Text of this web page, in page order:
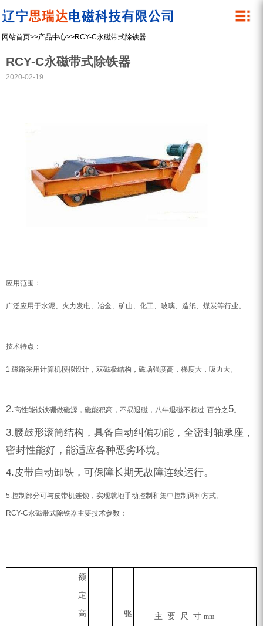
关于我们
产品中心
微细粉干粉螺旋磁选机
永磁滚筒
设备展示
网站首页>>产品中心>>RCY-C永磁带式除铁器
RCY-C永磁带式除铁器
2020-02-19
应用范围：
广泛应用于水泥、火力发电、冶金、矿山、化工、玻璃、造纸、煤炭等行业。
技术特点：
1.磁路采用计算机模拟设计，双磁极结构，磁场强度高，梯度大，吸力大。
2.高性能钕铁硼做磁源，磁能积高，不易退磁，八年退磁不超过 百分之 5。
3.腰鼓形滚筒结构，具备自动纠偏功能，全密封轴承座，
密封性能好，能适应各种恶劣环境。
4.皮带自动卸铁，可保障长期无故障连续运行。
5.控制部分可与皮带机连锁，实现就地手动控制和集中控制两种方式。
RCY-C永磁带式除铁器主要技术参数：
额
定
高 驱 主 要 尺 寸mm